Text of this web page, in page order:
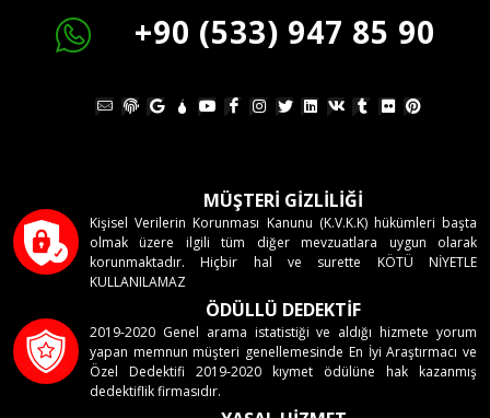
+90 (533) 947 85 90
MÜŞTERİ GİZLİLİĞİ
Kişisel Verilerin Korunması Kanunu (K.V.K.K) hükümleri başta
olmak üzere ilgili tüm diğer mevzuatlara uygun olarak
korunmaktadır. Hiçbir hal ve surette KÖTÜ NİYETLE
KULLANILAMAZ
ÖDÜLLÜ DEDEKTİF
2019-2020 Genel arama istatistiği ve aldığı hizmete yorum
yapan memnun müşteri genellemesinde En İyi Araştırmacı ve
Özel Dedektifi 2019-2020 kıymet ödülüne hak kazanmış
dedektiflik firmasıdır.